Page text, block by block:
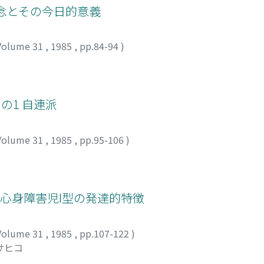
とその今日的意義
31 , 1985 , pp.84-94)
1 自連派
31 , 1985 , pp.95-106 )
身障害児I型の発達的特徴
31 , 1985 , pp.107-122 )
ヒコ